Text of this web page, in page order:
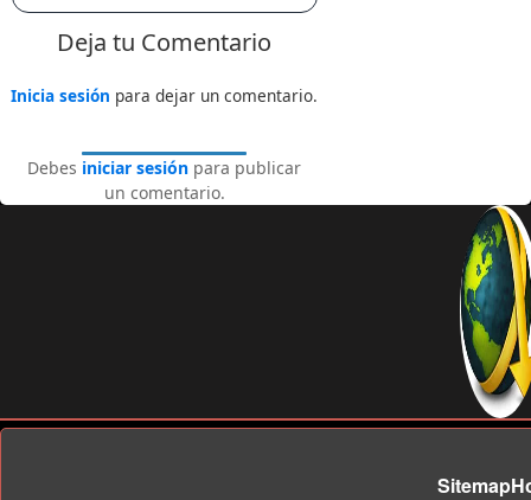
Deja tu Comentario
Inicia sesión para dejar un comentario.
Debes iniciar sesión para publicar
un comentario.
Sitemap